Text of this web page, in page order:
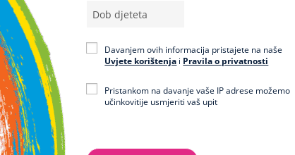
Davanjem ovih informacija pristajete na naše
Uvjete korištenja i Pravila o privatnosti
Pristankom na davanje vaše IP adrese možemo
učinkovitije usmjeriti vaš upit